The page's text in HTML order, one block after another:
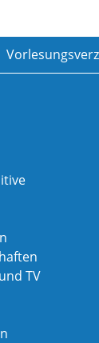
TV